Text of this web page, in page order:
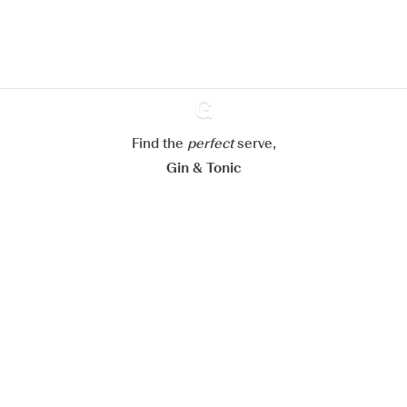
Ginventory
Find the perfectserve,
Gin & Tonic
Mijn cookie-instellingen aanpassen
Alles weigeren Alles aanvaarden